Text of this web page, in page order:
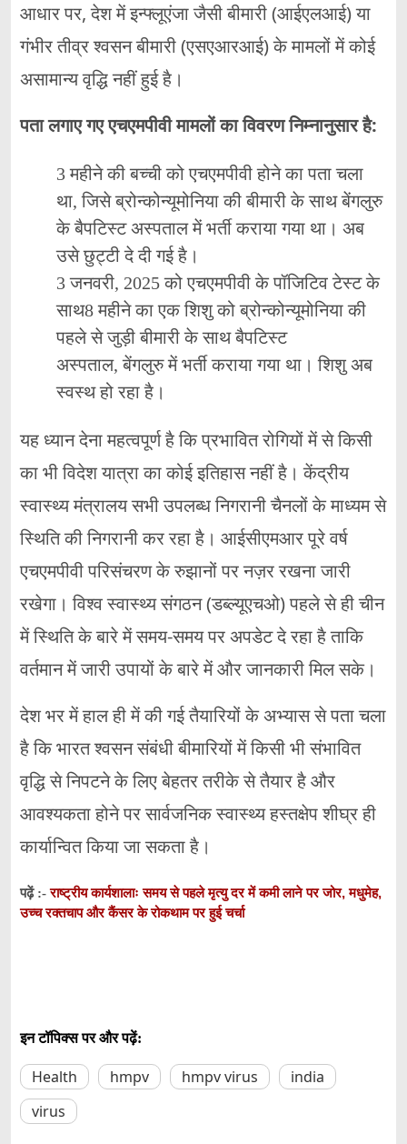
आधार पर, देश में इन्फ्लूएंजा जैसी बीमारी (आईएलआई) या
गंभीर तीव्र श्वसन बीमारी (एसएआरआई) के मामलों में कोई
असामान्य वृद्धि नहीं हुई है।
पता लगाए गए एचएमपीवी मामलों का विवरण निम्नानुसार है:
3 महीने की बच्ची को एचएमपीवी होने का पता चला
था, जिसे ब्रोन्कोन्यूमोनिया की बीमारी के साथ बेंगलुरु
के बैपटिस्ट अस्पताल में भर्ती कराया गया था। अब
उसे छुट्टी दे दी गई है।
3 जनवरी, 2025 को एचएमपीवी के पॉजिटिव टेस्‍ट के
साथ8 महीने का एक शिशु को ब्रोन्कोन्यूमोनिया की
पहले से जुड़ी बीमारी के साथ बैपटिस्ट
अस्पताल, बेंगलुरु में भर्ती कराया गया था। शिशु अब
स्‍वस्‍थ हो रहा है।
यह ध्यान देना महत्वपूर्ण है कि प्रभावित रोगियों में से किसी
का भी विदेश यात्रा का कोई इतिहास नहीं है। केंद्रीय
स्वास्थ्य मंत्रालय सभी उपलब्ध निगरानी चैनलों के माध्यम से
स्थिति की निगरानी कर रहा है। आईसीएमआर पूरे वर्ष
एचएमपीवी परिसंचरण के रुझानों पर नज़र रखना जारी
रखेगा। विश्व स्वास्थ्य संगठन (डब्ल्यूएचओ) पहले से ही चीन
में स्थिति के बारे में समय-समय पर अपडेट दे रहा है ताकि
वर्तमान में जारी उपायों के बारे में और जानकारी मिल सके।
देश भर में हाल ही में की गई तैयारियों के अभ्यास से पता चला
है कि भारत श्वसन संबंधी बीमारियों में किसी भी संभावित
वृद्धि से निपटने के लिए बेहतर तरीके से तैयार है और
आवश्‍यकता होने पर सार्वजनिक स्वास्थ्य हस्तक्षेप शीघ्र ही
कार्यान्वित किया जा सकता है।
पढ़ें :-राष्ट्रीय कार्यशालाः समय से पहले मृत्यु दर में कमी लाने पर जोर, मधुमेह,
उच्च रक्तचाप और कैंसर के रोकथाम पर हुई चर्चा
इन टॉपिक्स पर और पढ़ें:
Health hmpv hmpv virus
india
virus